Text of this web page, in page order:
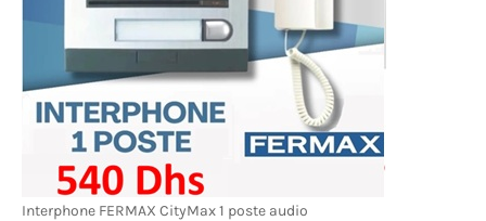
Interphone FERMAX CityMax 1 poste audio